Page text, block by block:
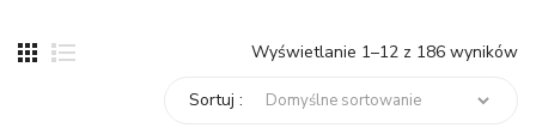
Wyświetlanie 1–12 z 186 wyników
Sortuj :